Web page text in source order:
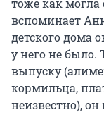
тоже как могла
вспоминает
детского дома
у него не было.
выпуску
кормильца,
неизвестно), он